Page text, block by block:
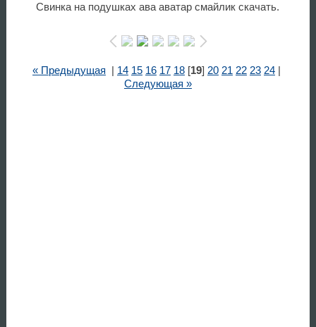
Свинка на подушках ава аватар смайлик скачать.
« Предыдущая 14 15 16 17 18[19] 20 21 22 23 24|
Следующая »